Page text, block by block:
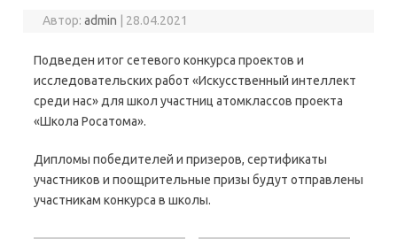
Автор:admin 28.04.2021
Подведен итог сетевого конкурса проектов и
исследовательских работ «Искусственный интеллект
среди нас» для школ участниц атомклассов проекта
«Школа Росатома».
Дипломы победителей и призеров, сертификаты
участников и поощрительные призы будут отправлены
участникам конкурса в школы.